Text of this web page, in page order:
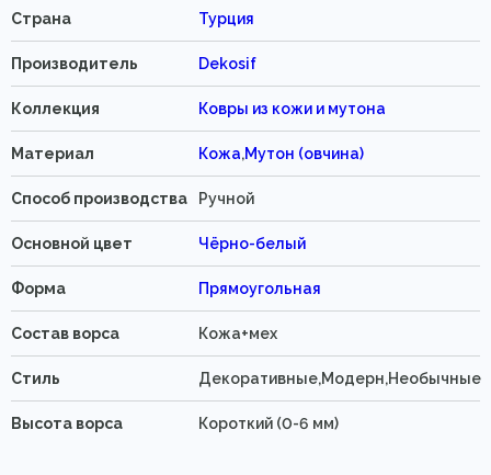
Страна Турция
Производитель Dekosif
Коллекция Ковры из кожи и мутона
Материал Кожа,Мутон (овчина)
Способ производства Ручной
Основной цвет Чёрно-белый
Форма Прямоугольная
Состав ворса Кожа+мех
Стиль Декоративные,Модерн,Необычные
Высота ворса Короткий (0-6 мм)